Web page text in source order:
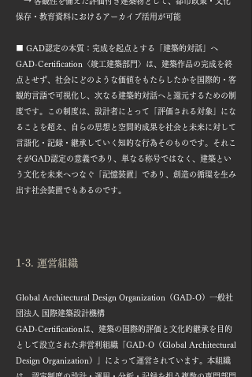
保存・教育資料におけるアーカイブ活用が可能
■ GAD認定の本質：完成を起点とする「建築的対話」へ
GAD-Certification〈竣工建築部門〉は、建築作品の完成を終
点とせず、社会にどのような価値をもたらしたかを国際的・客
観的言語で可視化し、次なる建築的対話へと還元するための制
度です。この制度は、設計者にとって「評価される対象」にな
ることを超え、自らの思想と空間的成果を社会と未来に対して
言語化・記録・継承していく知的な行為そのものです。それこ
そがGAD認定の意義であり、単なる称号ではなく、建築とい
う文化を未来へつなぐ「記憶装置」であり、創造の循環を生み
出す社会装置でもあるのです。
1-3. 運営組織
Global Architectural Design Organization（GAD-O）一般社
団法人 国際建築設計機構
GAD-Certificationは、建築の国際的評価と文化的継承を目的
として設立された非営利組織「GAD-O（Global Architectural
Design Organization）」によって運営されています。本組織